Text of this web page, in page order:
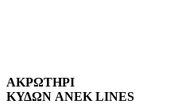
ΑΚΡΩΤΗΡΙ
ΚΥΔΩΝ ANEK LINES